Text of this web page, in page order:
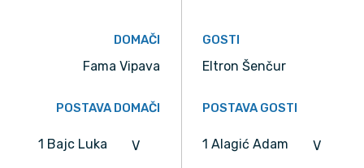
DOMAČI
Fama Vipava
GOSTI
Eltron Šenčur
POSTAVA DOMAČI
1 Bajc Luka V
POSTAVA GOSTI
1 Alagić Adam V